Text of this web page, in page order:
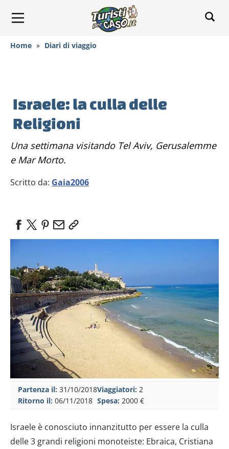
Home » Diari di viaggio
Israele: la culla delle
Religioni
Una settimana visitando Tel Aviv, Gerusalemme
e Mar Morto.
Scritto da: Gaia2006
Partenza il: 31/10/2018
Ritorno il: 06/11/2018
Viaggiatori: 2
Spesa: 2000 €
Israele è conosciuto innanzitutto per essere la culla
delle 3 grandi religioni monoteiste: Ebraica, Cristiana